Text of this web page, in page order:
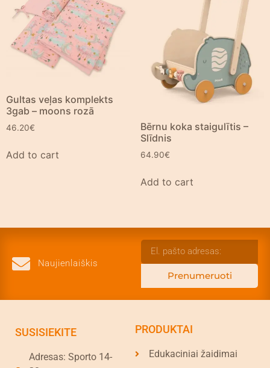
Gultas veļas komplekts
3gab – moons rozā
46.20€
Add to cart
Bērnu koka staigulītis –
Slīdnis
64.90€
Add to cart
Naujienlaiškis
Prenumeruoti
SUSISIEKITE
Adresas: Sporto 14-
PRODUKTAI
Edukaciniai žaidimai